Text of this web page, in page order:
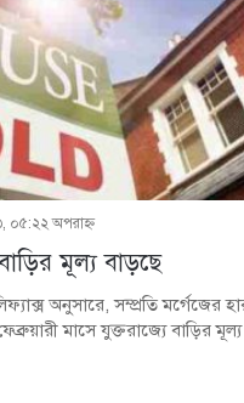
০৫:২২ অপরাহ্ণ
মূল্য বাড়ছে
অনুসারে, সম্প্রতি মর্গেজের
মাসে যুক্তরাজ্যে বাড়ির